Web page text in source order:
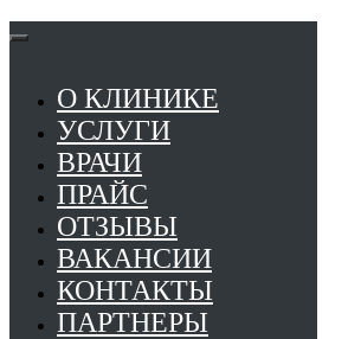
О КЛИНИКЕ
УСЛУГИ
ВРАЧИ
ПРАЙС
ОТЗЫВЫ
ВАКАНСИИ
КОНТАКТЫ
ПАРТНЕРЫ